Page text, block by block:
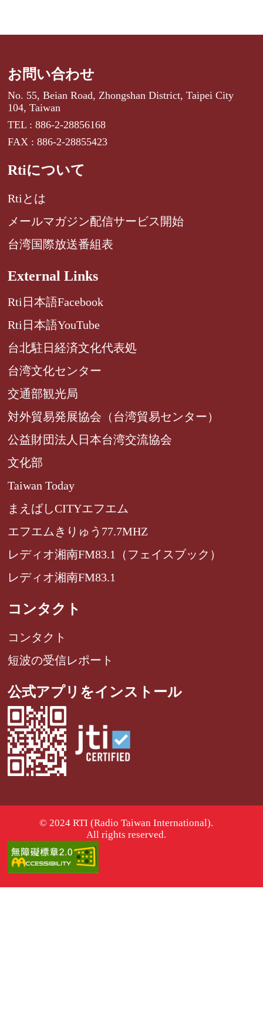
お問い合わせ
No. 55, Beian Road, Zhongshan District, Taipei City
104, Taiwan
TEL : 886-2-28856168
FAX : 886-2-28855423
Rtiについて
Rtiとは
メールマガジン配信サービス開始
台湾国際放送番組表
External Links
Rti日本語Facebook
Rti日本語YouTube
台北駐日経済文化代表処
台湾文化センター
交通部観光局
対外貿易発展協会（台湾貿易センター）
公益財団法人日本台湾交流協会
文化部
Taiwan Today
まえばしCITYエフエム
エフエムきりゅう77.7MHZ
レディオ湘南FM83.1（フェイスブック）
レディオ湘南FM83.1
コンタクト
コンタクト
短波の受信レポート
公式アプリをインストール
© 2024 RTI (Radio Taiwan International).
All rights reserved.